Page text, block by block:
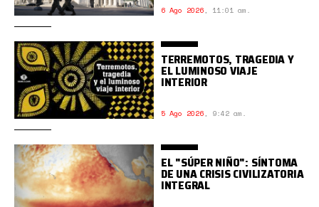
6 Ago 2026, 11:01 am.
TERREMOTOS, TRAGEDIA Y
EL LUMINOSO VIAJE
INTERIOR
5 Ago 2026, 9:42 am.
EL "SÚPER NIÑO": SÍNTOMA
DE UNA CRISIS CIVILIZATORIA
INTEGRAL